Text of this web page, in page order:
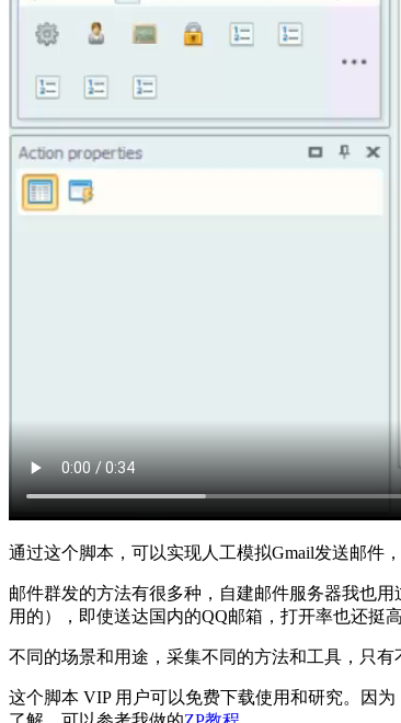
通过这个脚本，可以实现人工模拟Gmail发送邮件
邮件群发的方法有很多种，自建邮件服务器我也
用的），即使送达国内的QQ邮箱，打开率也还挺高
不同的场景和用途，采集不同的方法和工具，只有
这个脚本 VIP 用户可以免费下载使用和研究。因